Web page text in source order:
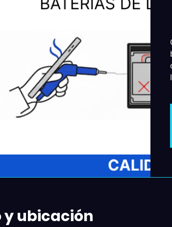
y ubicación